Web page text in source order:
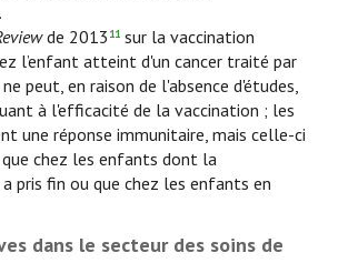
de 2013 11 sur la vaccination
l’enfant atteint d'un cancer traité par
peut, en raison de l'absence d'études,
à l'efficacité de la vaccination ; les
une réponse immunitaire, mais celle-ci
chez les enfants dont la
pris fin ou que chez les enfants en
dans le secteur des soins de